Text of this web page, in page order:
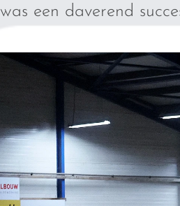
was een daverend